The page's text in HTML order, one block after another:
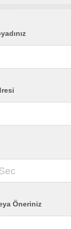
Öneriniz